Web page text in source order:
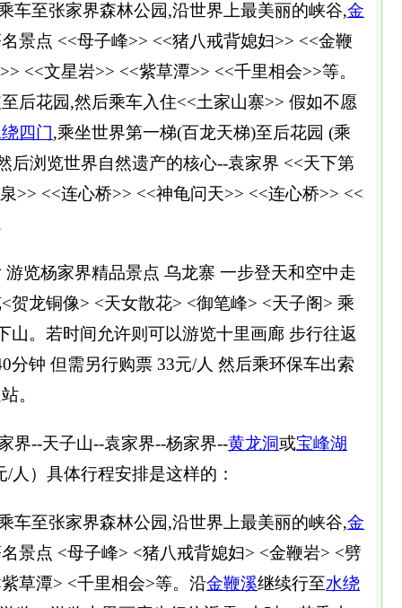
至张家界森林公园,沿世界上最美丽的峡谷,金
景点 <<母子峰>> <<猪八戒背媳妇>> <<金鞭
<<文星岩>> <<紫草潭>> <<千里相会>>等。
后花园,然后乘车入住<<土家山寨>> 假如不愿
四门,乘坐世界第一梯(百龙天梯)至后花园 (乘
后浏览世界自然遗产的核心--袁家界 <<天下第
>> <<连心桥>> <<神龟问天>> <<连心桥>> <<
杨家界精品景点 乌龙寨 一步登天和空中走
贺龙铜像> <天女散花> <御笔峰> <天子阁> 乘
山。若时间允许则可以游览十里画廊 步行往返
分钟 但需另行购票 33元/人 然后乘环保车出索
。
--天子山--袁家界--杨家界--黄龙洞或宝峰湖
人）具体行程安排是这样的：
至张家界森林公园,沿世界上最美丽的峡谷,金
景点 <母子峰> <猪八戒背媳妇> <金鞭岩> <劈
草潭> <千里相会>等。沿金鞭溪继续行至水绕